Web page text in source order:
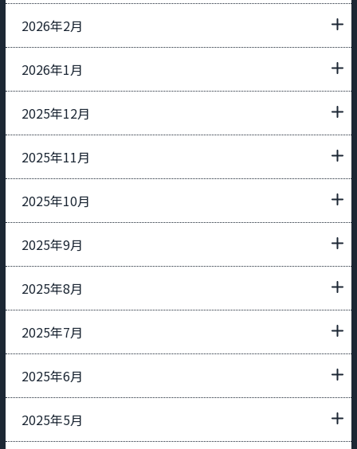
2026年2月
2026年1月
2025年12月
2025年11月
2025年10月
2025年9月
2025年8月
2025年7月
2025年6月
2025年5月